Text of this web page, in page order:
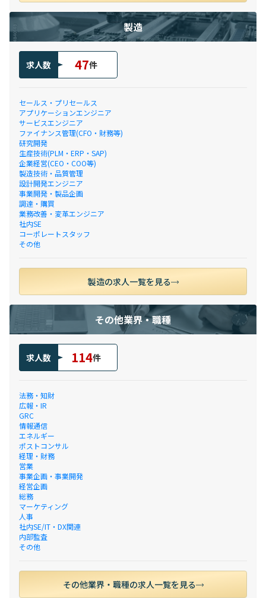
製造
求人数 47件
セールス・プリセールス
アプリケーションエンジニア
サービスエンジニア
ファイナンス管理(CFO・財務等)
研究開発
生産技術(PLM・ERP・SAP)
企業経営(CEO・COO等)
製造技術・品質管理
設計開発エンジニア
事業開発・製品企画
調達・購買
業務改善・変革エンジニア
社内SE
コーポレートスタッフ
その他
製造の求人一覧を見る
その他業界・職種
求人数 114件
法務・知財
広報・IR
GRC
情報通信
エネルギー
ポストコンサル
経理・財務
営業
事業企画・事業開発
経営企画
総務
マーケティング
人事
社内SE/IT・DX関連
内部監査
その他
その他業界・職種の求人一覧を見る